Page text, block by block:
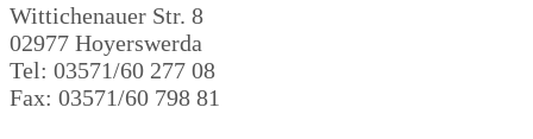
Wittichenauer Str. 8
02977 Hoyerswerda
Tel: 03571/60 277 08
Fax: 03571/60 798 81